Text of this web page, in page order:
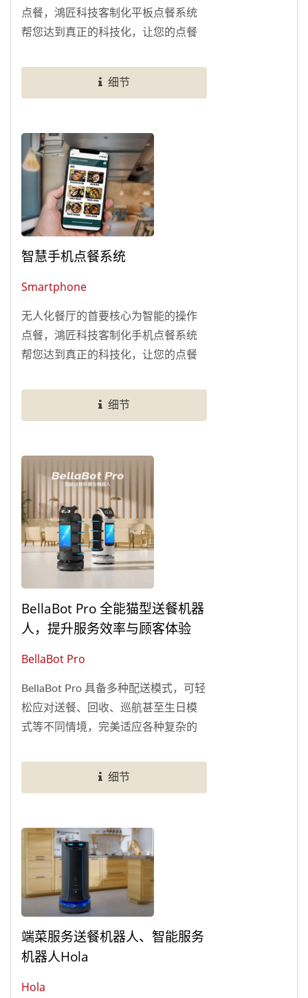
点餐，鴻匠科技客制化平板点餐系统
帮您达到真正的科技化，让您的点餐
单及点餐介面并支援IOS与Android系
统协助您升级成平板点餐餐厅！
细节
智慧手机点餐系统
Smartphone
无人化餐厅的首要核心为智能的操作
点餐，鴻匠科技客制化手机点餐系统
帮您达到真正的科技化，让您的点餐
单及点餐介面并支援IOS与Android系
统协助您升级成手机点餐餐厅！
细节
BellaBot Pro 全能猫型送餐机器
人，提升服务效率与顾客体验
BellaBot Pro
BellaBot Pro 具备多种配送模式，可轻
松应对送餐、回收、巡航甚至生日模
式等不同情境，完美适应各种复杂的
细节
端菜服务送餐机器人、智能服务
机器人Hola
Hola